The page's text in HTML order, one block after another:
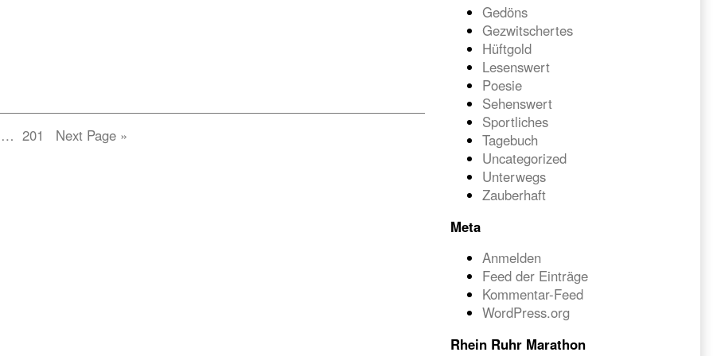
… Page
201 Next Page »
Gedöns
Gezwitschertes
Hüftgold
Lesenswert
Poesie
Sehenswert
Sportliches
Tagebuch
Uncategorized
Unterwegs
Zauberhaft
Meta
Anmelden
Feed der Einträge
Kommentar-Feed
WordPress.org
Rhein Ruhr Marathon